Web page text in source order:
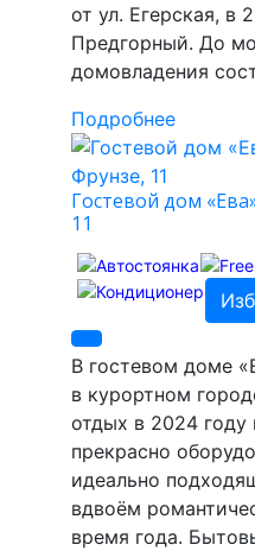
от ул. Егерская, в
Предгорный. До
домовладения
Подробнее
Гостевой дом
11
В гостевом доме
в курортном
отдых в 2024 году
прекрасно
идеально
вдвоём
время года.